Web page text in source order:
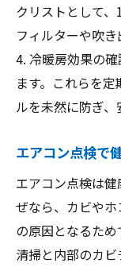
クリストとして
フィルターや吹き
4. 冷暖房効果の
ます。これらを
ルを未然に防ぎ、
エアコン点検で
エアコン点検は
ぜなら、カビや
の原因となるた
清掃と内部のカ